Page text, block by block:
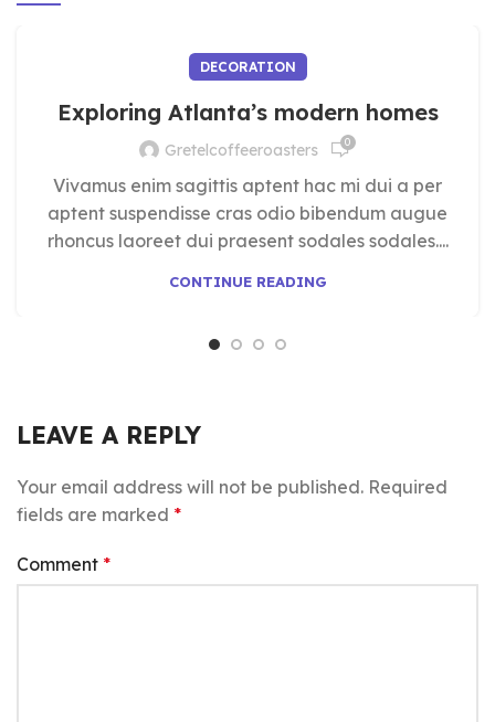
DECORATION
Exploring Atlanta’s modern homes
Gretelcoffeeroasters 0
Vivamus enim sagittis aptent hac mi dui a per
aptent suspendisse cras odio bibendum augue
rhoncus laoreet dui praesent sodales sodales....
CONTINUE READING
LEAVE A REPLY
Your email address will not be published. Required
fields are marked *
Comment *